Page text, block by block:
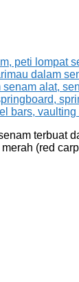
terbuat
(red